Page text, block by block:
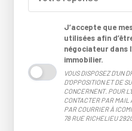
J’accepte que
utilisées afin
négociateur dans
immobilier.
VOUS DISPOSEZ D'UN
D'OPPOSITION ET DE
CONCERNENT. POUR
CONTACTER PAR MAIL
PAR COURRIER À
78 RUE RICHELIEU